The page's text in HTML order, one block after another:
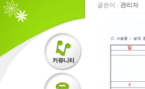
글쓴이 : 관리자